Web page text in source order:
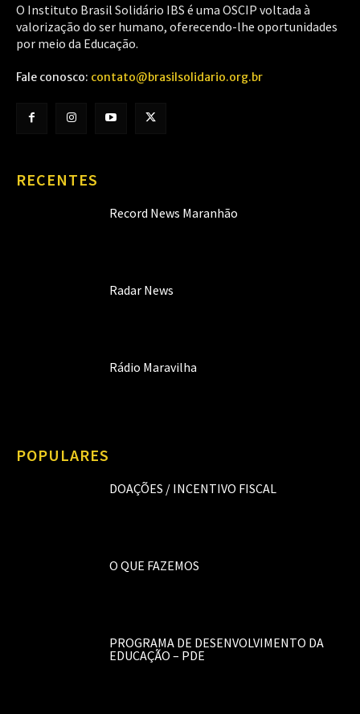
O Instituto Brasil Solidário IBS é uma OSCIP voltada à
valorização do ser humano, oferecendo-lhe oportunidades
por meio da Educação.
Fale conosco: contato@brasilsolidario.org.br
RECENTES
Record News Maranhão
Radar News
Rádio Maravilha
POPULARES
DOAÇÕES / INCENTIVO FISCAL
O QUE FAZEMOS
PROGRAMA DE DESENVOLVIMENTO DA
EDUCAÇÃO – PDE